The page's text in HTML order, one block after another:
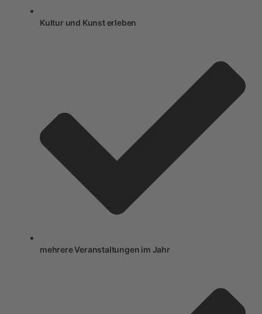
Kultur und Kunst erleben
mehrere Veranstaltungen im Jahr